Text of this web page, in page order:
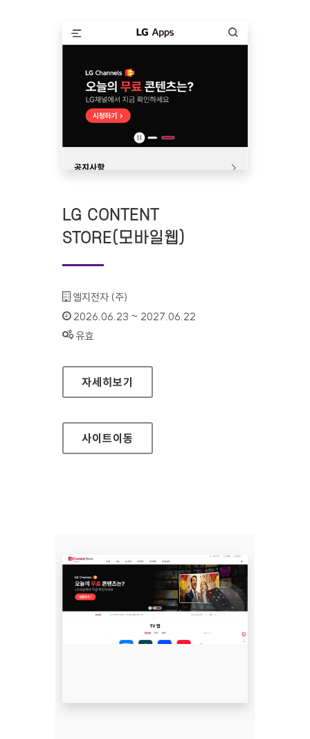
LG CONTENT
STORE(모바일웹)
기관명 :
엘지전자 (주)
인증기간 :
2026.06.23 ~ 2027.06.22
상태 :
유효
LG CONTENT STORE(모바일웹)
자세히보기
사이트이동